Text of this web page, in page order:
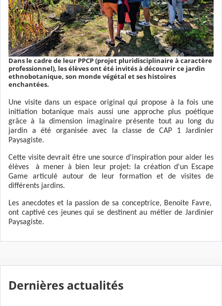
Dans le cadre de leur PPCP (projet pluridisciplinaire à caractère
professionnel), les élèves ont été invités à découvrir ce jardin
ethnobotanique, son monde végétal et ses histoires
enchantées.
Une visite dans un espace original qui propose à la fois une
initiation botanique mais aussi une approche plus poétique
grâce à la dimension imaginaire présente tout au long du
jardin a été organisée avec la classe de CAP 1 Jardinier
Paysagiste.
Cette visite devrait être une source d'inspiration pour aider les
élèves à mener à bien leur projet: la création d'un Escape
Game articulé autour de leur formation et de visites de
différents jardins.
Les anecdotes et la passion de sa conceptrice, Benoite Favre,
ont captivé ces jeunes qui se destinent au métier de Jardinier
Paysagiste.
Dernières actualités